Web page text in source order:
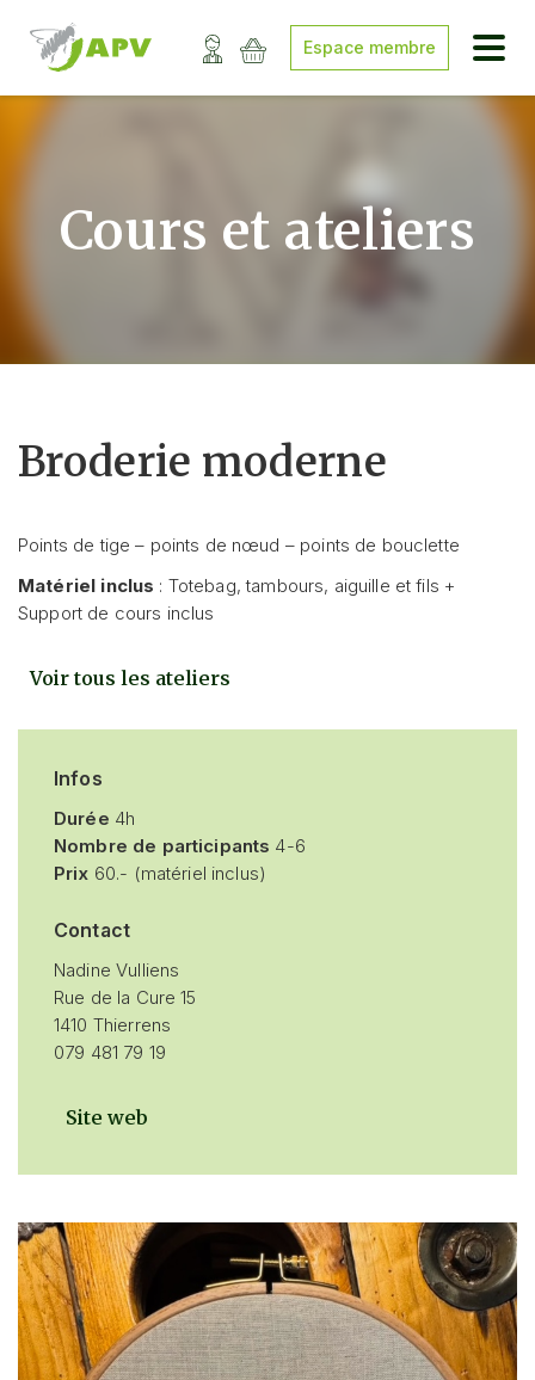
Espace membre
Cours et ateliers
Broderie moderne
Points de tige – points de nœud – points de bouclette
Matériel inclus : Totebag, tambours, aiguille et fils +
Support de cours inclus
Voir tous les ateliers
Infos
Durée 4h
Nombre de participants 4-6
Prix 60.- (matériel inclus)
Contact
Nadine Vulliens
Rue de la Cure 15
1410 Thierrens
079 481 79 19
Site web